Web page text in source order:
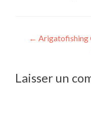
l’article
← Arigatofishing
Laisser un